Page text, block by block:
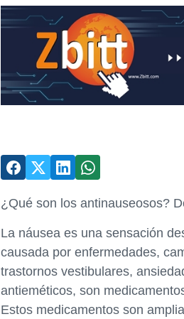
¿Qué son los antinauseosos?
La náusea es una sensación
causada por enfermedades,
trastornos vestibulares,
antieméticos, son
Estos medicamentos son